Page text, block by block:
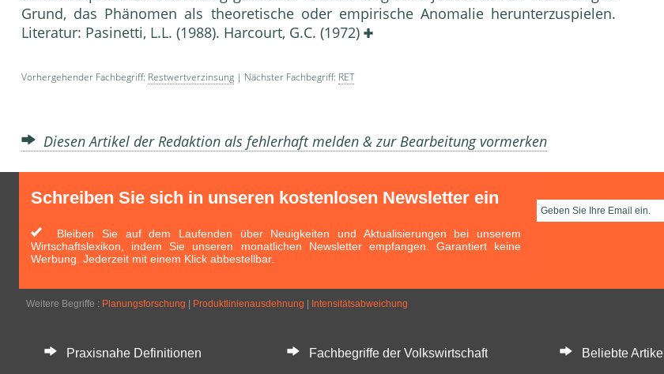
Grund, das Phänomen als theoretische oder empirische Anomalie herunterzuspielen.
Literatur: Pasinetti, L.L. (1988). Harcourt, G.C. (1972)
Vorhergehender Fachbegriff: Restwertverzinsung | Nächster Fachbegriff: RET
Diesen Artikel der Redaktion als fehlerhaft melden & zur Bearbeitung vormerken
Schreiben Sie sich in unseren kostenlosen Newsletter ein
Bleiben Sie auf dem Laufenden über Neuigkeiten und Aktualisierungen bei unserem
Wirtschaftslexikon, indem Sie unseren monatlichen Newsletter empfangen. Garantiert keine
Werbung. Jederzeit mit einem Klick abbestellbar.
Weitere Begriffe : Planungsforschung Produktlinienausdehnung Intensitätsabweichung
Praxisnahe Definitionen Fachbegriffe der Volkswirtschaft Beliebte Artikel